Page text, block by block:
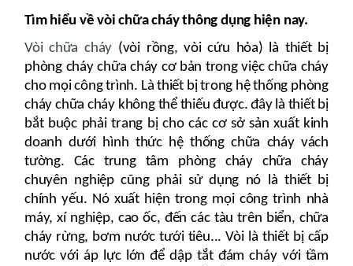
Tìm hiểu về vòi chữa cháy thông dụng hiện nay.
Vòi chữa cháy (vòi rồng, vòi cứu hỏa) là thiết bị
phòng cháy chữa cháy cơ bản trong việc chữa cháy
cho mọi công trình. Là thiết bị trong hệ thống phòng
cháy chữa cháy không thể thiếu được. đây là thiết bị
bắt buộc phải trang bị cho các cơ sở sản xuất kinh
doanh dưới hình thức hệ thống chữa cháy vách
tường. Các trung tâm phòng cháy chữa cháy
chuyên nghiệp cũng phải sử dụng nó là thiết bị
chính yếu. Nó xuất hiện trong mọi công trình nhà
máy, xí nghiệp, cao ốc, đến các tàu trên biển, chữa
cháy rừng, bơm nước tưới tiêu... Vòi là thiết bị cấp
nước với áp lực lớn để dập tắt đám cháy với tầm